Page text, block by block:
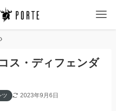
ス・ディフェンダ
ツ 2023年9月6日